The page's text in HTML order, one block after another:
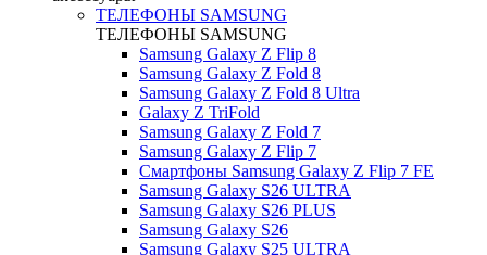
ТЕЛЕФОНЫ SAMSUNG
ТЕЛЕФОНЫ SAMSUNG
Samsung Galaxy Z Flip 8
Samsung Galaxy Z Fold 8
Samsung Galaxy Z Fold 8 Ultra
Galaxy Z TriFold
Samsung Galaxy Z Fold 7
Samsung Galaxy Z Flip 7
Смартфоны Samsung Galaxy Z Flip 7 FE
Samsung Galaxy S26 ULTRA
Samsung Galaxy S26 PLUS
Samsung Galaxy S26
Samsung Galaxy S25 ULTRA